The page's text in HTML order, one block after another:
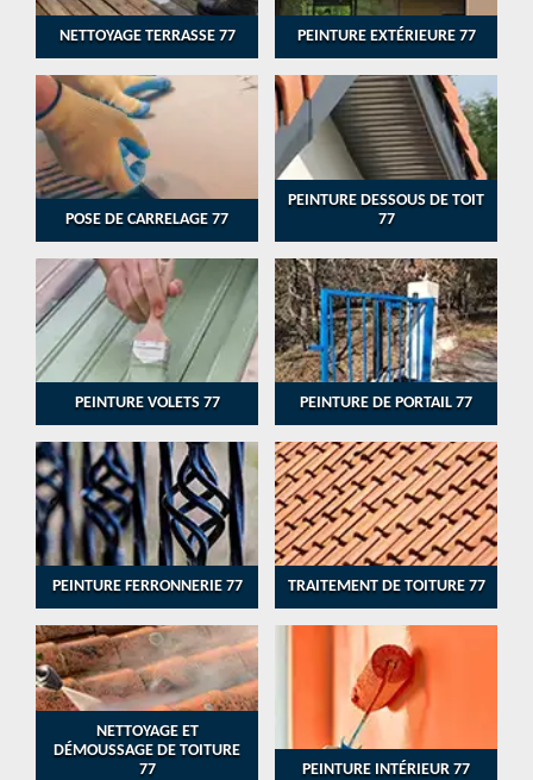
NETTOYAGE TERRASSE 77 PEINTURE EXTÉRIEURE 77
POSE DE CARRELAGE 77
PEINTURE DESSOUS DE TOIT
77
PEINTURE VOLETS 77 PEINTURE DE PORTAIL 77
PEINTURE FERRONNERIE 77 TRAITEMENT DE TOITURE 77
NETTOYAGE ET
DÉMOUSSAGE DE TOITURE
77
PEINTURE INTÉRIEUR 77